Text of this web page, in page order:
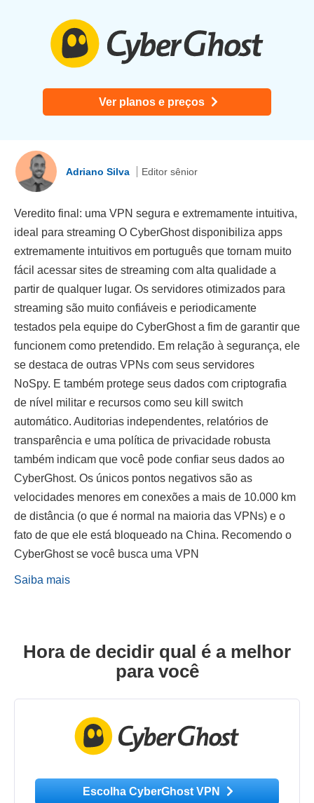
Ver planos e preços
Adriano Silva Editor sênior
Veredito final: uma VPN segura e extremamente intuitiva,
ideal para streaming O CyberGhost disponibiliza apps
extremamente intuitivos em português que tornam muito
fácil acessar sites de streaming com alta qualidade a
partir de qualquer lugar. Os servidores otimizados para
streaming são muito confiáveis e periodicamente
testados pela equipe do CyberGhost a fim de garantir que
funcionem como pretendido. Em relação à segurança, ele
se destaca de outras VPNs com seus servidores
NoSpy. E também protege seus dados com criptografia
de nível militar e recursos como seu kill switch
automático. Auditorias independentes, relatórios de
transparência e uma política de privacidade robusta
também indicam que você pode confiar seus dados ao
CyberGhost. Os únicos pontos negativos são as
velocidades menores em conexões a mais de 10.000 km
de distância (o que é normal na maioria das VPNs) e o
fato de que ele está bloqueado na China. Recomendo o
CyberGhost se você busca uma VPN
Saiba mais
Hora de decidir qual é a melhor
para você
Escolha CyberGhost VPN